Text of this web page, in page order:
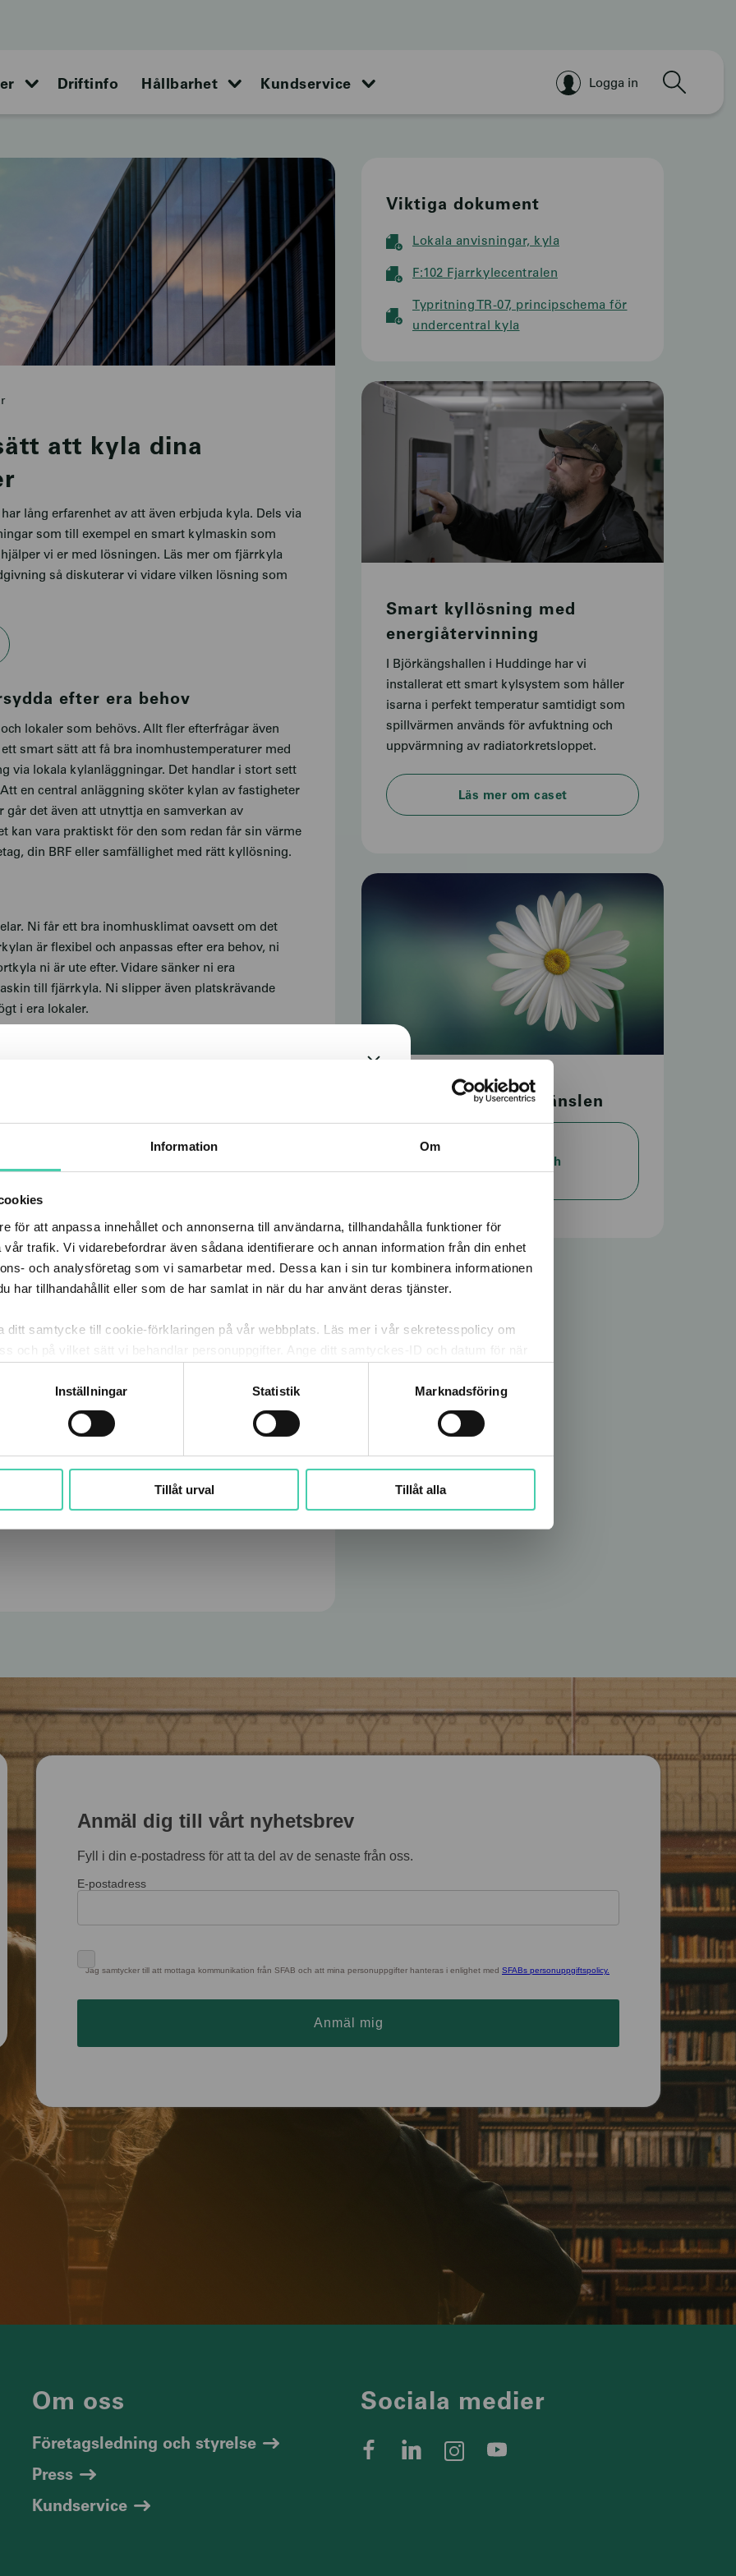
Information Om
för att anpassa innehållet och annonserna till användarna, tillhandahålla funktioner för
trafik. Vi vidarebefordrar även sådana identifierare och annan information från din enhet
och analysföretag som vi samarbetar med. Dessa kan i sin tur kombinera informationen
har tillhandahållit eller som de har samlat in när du har använt deras tjänster.
ditt samtycke till cookie-förklaringen på vår webbplats. Läs mer i vår sekretesspolicy om
och på vilket sätt vi behandlar personuppgifter. Ange ditt samtyckes-ID och datum för när
Inställningar Statistik Marknadsföring
Tillåt urval Tillåt alla
Företag / BRF / Samfällighet
Privat
Driftinfo Hållbarhet Kundservice Logga in
Sök
att kyla dina
lång erfarenhet av att även erbjuda kyla. Dels via
som till exempel en smart kylmaskin som
vi er med lösningen. Läs mer om fjärrkyla
så diskuterar vi vidare vilken lösning som
efter era behov
lokaler som behövs. Allt fler efterfrågar även
smart sätt att få bra inomhustemperaturer med
via lokala kylanläggningar. Det handlar i stort sett
en central anläggning sköter kylan av fastigheter
går det även att utnyttja en samverkan av
kan vara praktiskt för den som redan får sin värme
din BRF eller samfällighet med rätt kyllösning.
Ni får ett bra inomhusklimat oavsett om det
är flexibel och anpassas efter era behov, ni
ni är ute efter. Vidare sänker ni era
till fjärrkyla. Ni slipper även platskrävande
i era lokaler.
eller arbete krävs av er utan vi producerar och
ska och ni får kylan. Lösningen är beprövad och
är därför mycket hög och du
driftsäker kyla utan bekymmer helt enkelt.
för många små anläggningar koncentreras
som med fjärrvärme handlar kyla om att
och flöde. Man utnyttjar skillnaden i temperatur i
fastighet. Detta vatten kan sedan återigen kylas
vår kyla och hur vi hjälpt andra kunder med
Viktiga dokument
Lokala anvisningar, kyla
F:102 Fjarrkylecentralen
Typritning TR-07, principschema för
undercentral kyla
Smart kyllösning med
energiåtervinning
I Björkängshallen i Huddinge har vi
installerat ett smart kylsystem som håller
isarna i perfekt temperatur samtidigt som
spillvärmen används för avfuktning och
uppvärmning av radiatorkretsloppet.
Läs mer om caset
Miljövärden och bränslen
miljövärden och
Om oss
Företagsledning och styrelse
Press
Kundservice
Sociala medier